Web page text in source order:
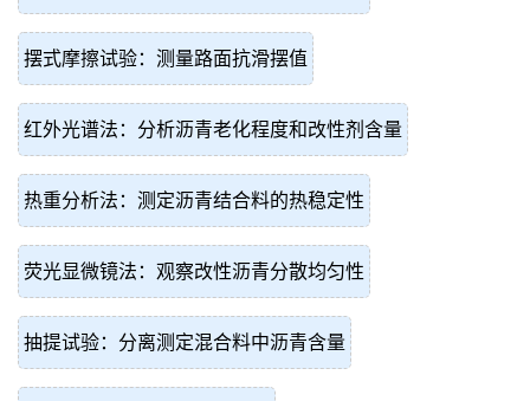
摆式摩擦试验：测量路面抗滑摆值
红外光谱法：分析沥青老化程度和改性剂含量
热重分析法：测定沥青结合料的热稳定性
荧光显微镜法：观察改性沥青分散均匀性
抽提试验：分离测定混合料中沥青含量